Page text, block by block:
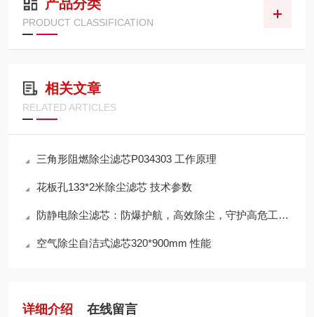
产品分类
PRODUCT CLASSIFICATION
相关文章
RELATED ARTICLES
三角形阻燃除尘滤芯P034303 工作原理
花板孔133*2米除尘滤芯 技术参数
防静电除尘滤芯：防爆护航，高效除尘，守护高危工况安全
空气除尘自洁式滤芯320*900mm 性能
详细介绍 在线留言